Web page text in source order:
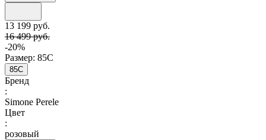
13 199 руб.
16 499 руб.
-20%
Размер: 85C
85C
Бренд
:
Simone Perele
Цвет
:
розовый